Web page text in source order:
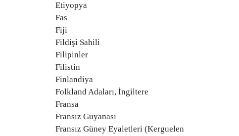
Etiyopya
Fas
Fiji
Fildişi Sahili
Filipinler
Filistin
Finlandiya
Folkland Adaları, İngiltere
Fransa
Fransız Guyanası
Fransız Güney Eyaletleri (Kerguelen